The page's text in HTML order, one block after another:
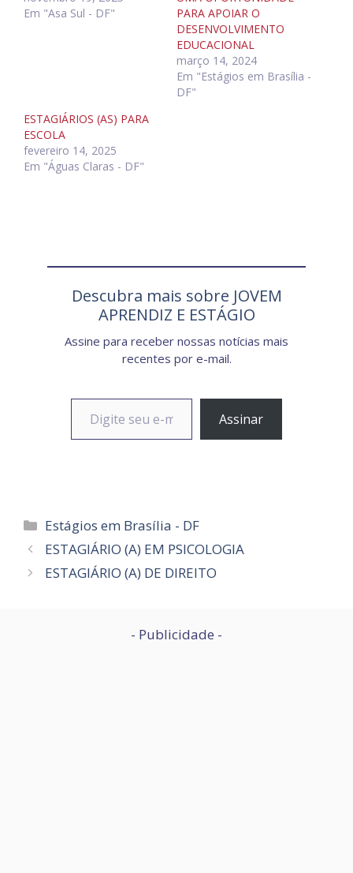
Em "Asa Sul - DF"
PARA APOIAR O
DESENVOLVIMENTO
EDUCACIONAL
março 14, 2024
Em "Estágios em Brasília -
DF"
ESTAGIÁRIOS (AS) PARA
ESCOLA
fevereiro 14, 2025
Em "Águas Claras - DF"
Descubra mais sobre JOVEM
APRENDIZ E ESTÁGIO
Assine para receber nossas notícias mais
recentes por e-mail.
Digite seu e-mail…
Assinar
Categorias
Estágios em Brasília - DF
ESTAGIÁRIO (A) EM PSICOLOGIA
ESTAGIÁRIO (A) DE DIREITO
- Publicidade -